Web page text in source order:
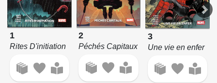
1
Rites D'initiation
2
Péchés Capitaux
3
Une vie en enfer